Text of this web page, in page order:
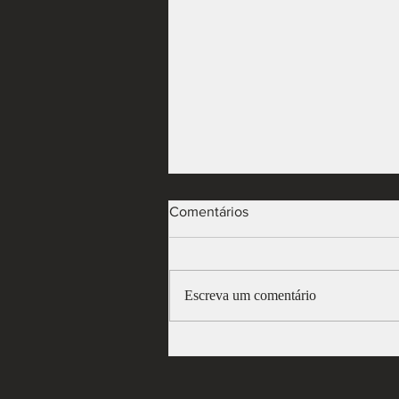
Comentários
Escreva um comentário